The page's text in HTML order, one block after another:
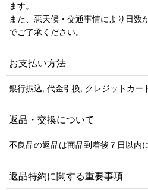
ます。
また、悪天候・交通事情により日数
でご了承ください。
お支払い方法
銀行振込, 代金引換, クレジットカー
返品・交換について
不良品の返品は商品到着後７日以内
返品特約に関する重要事項